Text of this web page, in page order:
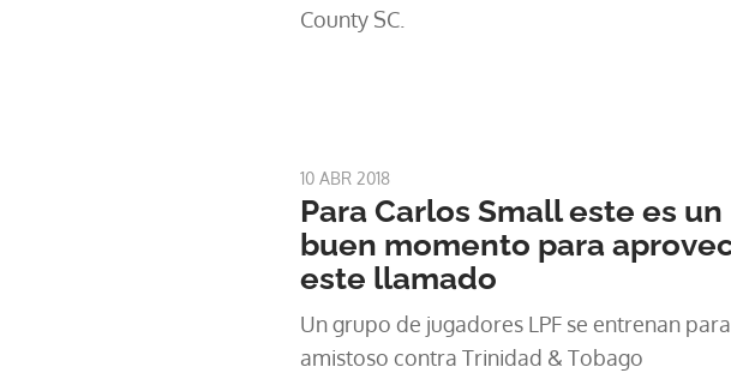
County SC.
10 ABR 2018
Para Carlos Small este es un
buen momento para
este llamado
Un grupo de jugadores LPF se entrenan
amistoso contra Trinidad & Tobago